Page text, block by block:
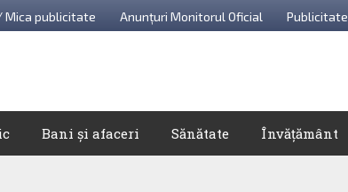
Mica publicitate Anunțuri Monitorul Oficial Publicitate
Bani și afaceri Sănătate Învățământ